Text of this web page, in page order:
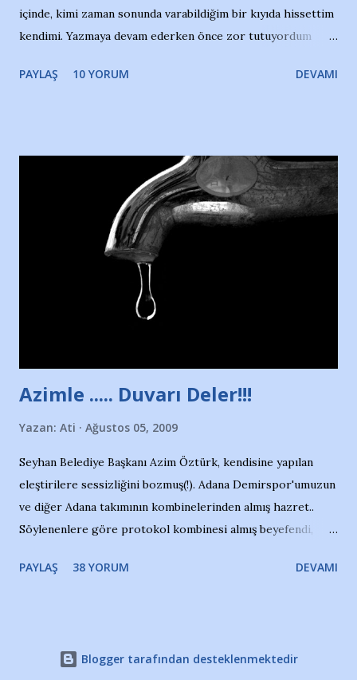
içinde, kimi zaman sonunda varabildiğim bir kıyıda hissettim
kendimi. Yazmaya devam ederken önce zor tutuyordum
Yazımı, ağlayarak bitirebildim ancak…Kendisinin web
Nesrin’in Hikayesi’ne başlıyorum… 1964 Adana Yüzme
havuzunun kenarında 7 yaşında kara kuru bir kız çocuğu
duruyor. Havuzun içinde Adana Demirspor Kulübü
yüzücüleri. Erkekler çoğunlukta. Küçük kız etrafına bakıyor.
Sadece 4 kız çocuğu var. Nesrin, Adana Demirspor’un 4
kızından biri oluyor o gün…Giriyor havuza. 1973 – 1975
Adana Nesrin, 16 yaşında. Yüzüyor. 7 yaşında girdiği
Türkiye 3.lüğü var. 17 yaşında mar...
PAYLAŞ 10 YORUM DEVAMI
Azimle ..... Duvarı Deler!!!
Yazan: Ati Ağustos 05, 2009
Seyhan Belediye Başkanı Azim Öztürk, kendisine yapılan
eleştirilere sessizliğini bozmuş(!). Adana Demirspor'umuzun
ve diğer Adana takımının kombinelerinden almış hazret..
Söylenenlere göre protokol kombinesi almış beyefendi,
ki kombineyi Bekir Başkan'dan alırken; dillere destan..
Takımıma maddi gelir oldu diye seviniyorum, fakat bu
PAYLAŞ 38 YORUM DEVAMI
Blogger tarafından desteklenmektedir